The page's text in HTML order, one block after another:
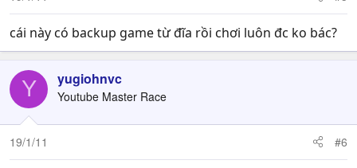
cái này có backup game từ đĩa rồi chơi luôn đc ko bác?
Y yugiohnvc
Youtube Master Race
19/1/11 #6